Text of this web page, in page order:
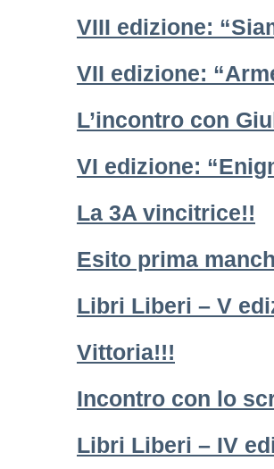
VIII edizione:
VII edizione:
L’incontro con
VI edizione:
La 3A vincitrice!!
Esito prima
Libri Liberi – V
Vittoria!!!
Incontro con lo
Libri Liberi – IV